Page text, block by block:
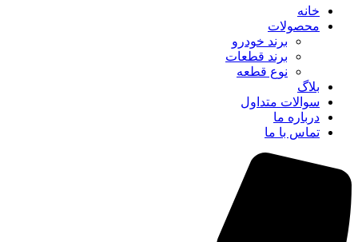
خانه
محصولات
برند خودرو
برند قطعات
نوع قطعه
بلاگ
سوالات متداول
درباره ما
تماس با ما